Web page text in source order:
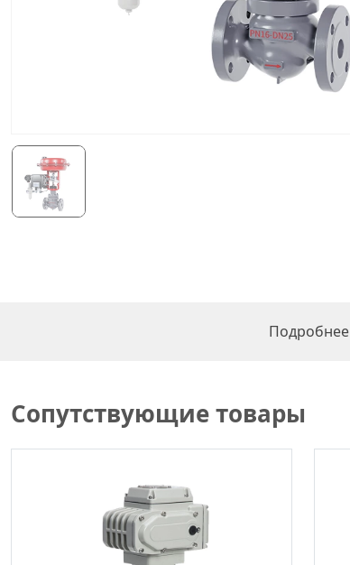
Подробнее
Сопутствующие товары